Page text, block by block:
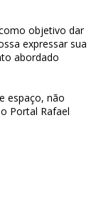
objetivo dar
expressar sua
abordado
espaço, não
Portal Rafael